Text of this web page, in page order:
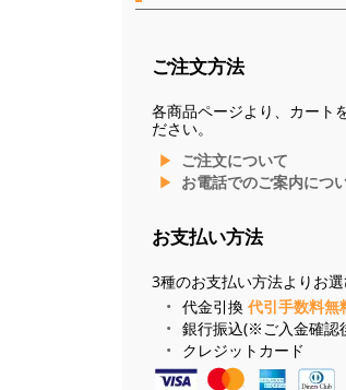
ご注文方法
各商品ページより、カート
ださい。
ご注文について
お電話でのご案内につ
お支払い方法
3種のお支払い方法よりお選
代金引換 代引手数料無
銀行振込(※ご入金確認
クレジットカード